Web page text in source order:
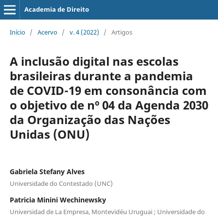
Academia de Direito
Início / Acervo / v. 4 (2022) / Artigos
A inclusão digital nas escolas
brasileiras durante a pandemia
de COVID-19 em consonância com
o objetivo de nº 04 da Agenda 2030
da Organização das Nações
Unidas (ONU)
Gabriela Stefany Alves
Universidade do Contestado (UNC)
Patricia Minini Wechinewsky
Universidad de La Empresa, Montevidéu Uruguai ; Universidade do